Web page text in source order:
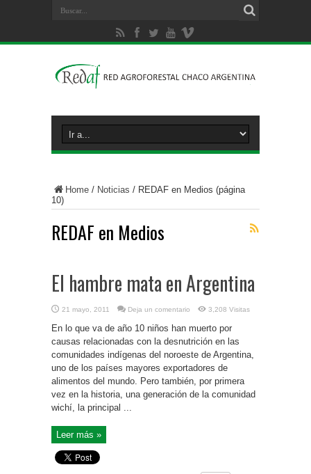
Home / Noticias / REDAF en Medios (página
10)
REDAF en Medios
El hambre mata en Argentina
21 mayo, 2011 Deja un comentario 3,208 Visitas
En lo que va de año 10 niños han muerto por
causas relacionadas con la desnutrición en las
comunidades indígenas del noroeste de Argentina,
uno de los países mayores exportadores de
alimentos del mundo. Pero también, por primera
vez en la historia, una generación de la comunidad
wichí, la principal ...
Leer más »